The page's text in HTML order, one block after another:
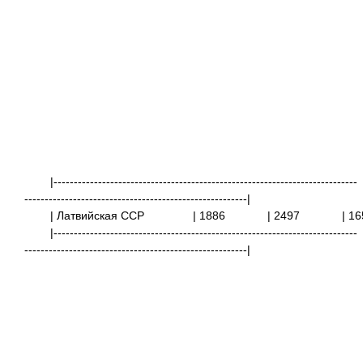
|---------------------------------------------------------------------------
-------------------------------------------------------|
| Латвийская ССР
| 1886 | 2497
|
|---------------------------------------------------------------------------
-------------------------------------------------------|